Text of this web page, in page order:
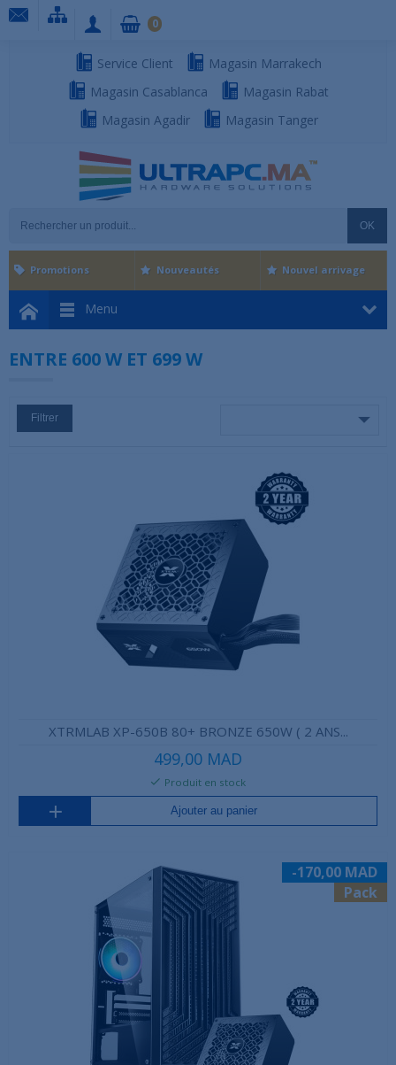
Service Client
Magasin Marrakech
Magasin Casablanca
Magasin Rabat
Magasin Agadir
Magasin Tanger
OK
0
Menu
Promotions Nouveautés Nouvel arrivage
ENTRE 600 W ET 699 W
Filtrer
XTRMLAB XP-650B 80+ BRONZE 650W ( 2 ANS...
499,00 MAD
Produit en stock
Ajouter au panier
-170,00 MAD
Pack